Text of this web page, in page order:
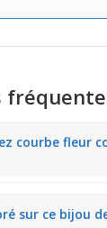
courbe fleur
en
sur ce bijou